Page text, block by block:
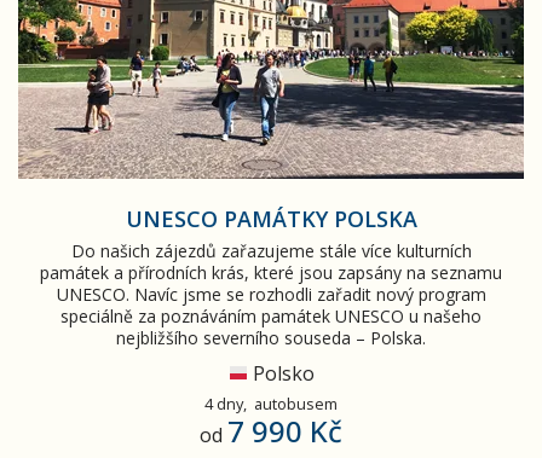
UNESCO PAMÁTKY POLSKA
Do našich zájezdů zařazujeme stále více kulturních
památek a přírodních krás, které jsou zapsány na seznamu
UNESCO. Navíc jsme se rozhodli zařadit nový program
speciálně za poznáváním památek UNESCO u našeho
nejbližšího severního souseda – Polska.
Polsko
4 dny, autobusem
od 7 990 Kč